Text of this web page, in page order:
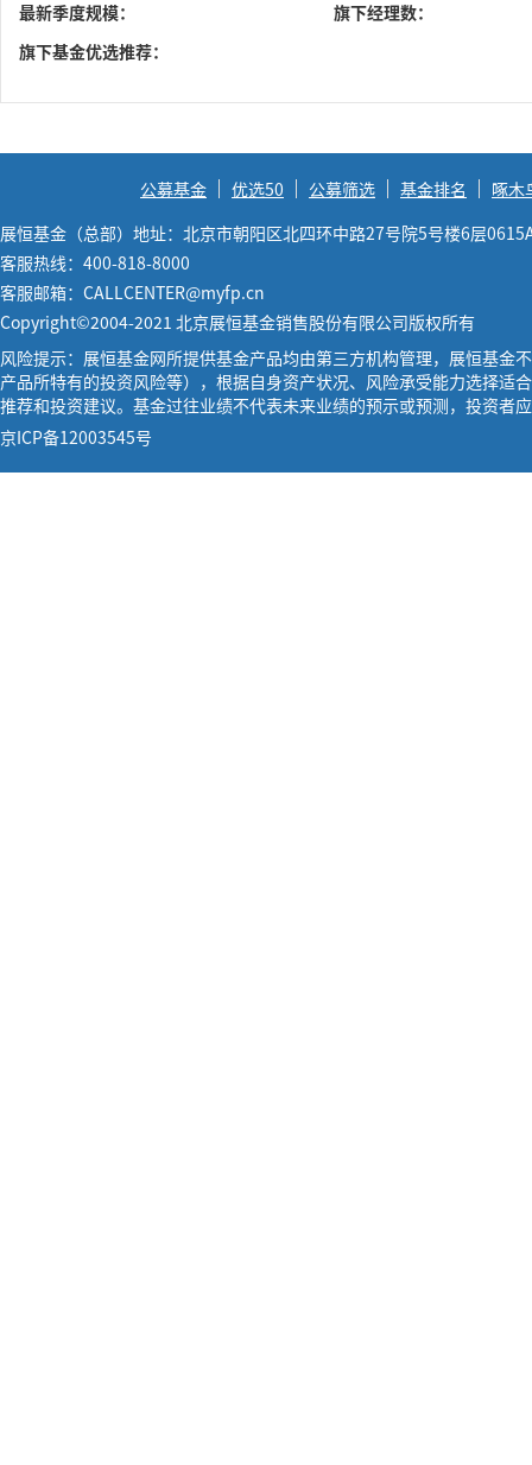
最新季度规模：
旗下经理数：
旗下基金优选推荐：
公募基金 优选50 公募筛选 基金排名
啄木
展恒基金（总部）地址：北京市朝阳区北四环中路27号院5号楼6层
客服热线：400-818-8000
客服邮箱：CALLCENTER@myfp.cn
Copyright©2004-2021 北京展恒基金销售股份有限公司版权所有
风险提示：展恒基金网所提供基金产品均由第三方机构管理，展恒基
产品所特有的投资风险等），根据自身资产状况、风险承受能力选择
推荐和投资建议。基金过往业绩不代表未来业绩的预示或预测，投资者
京ICP备12003545号